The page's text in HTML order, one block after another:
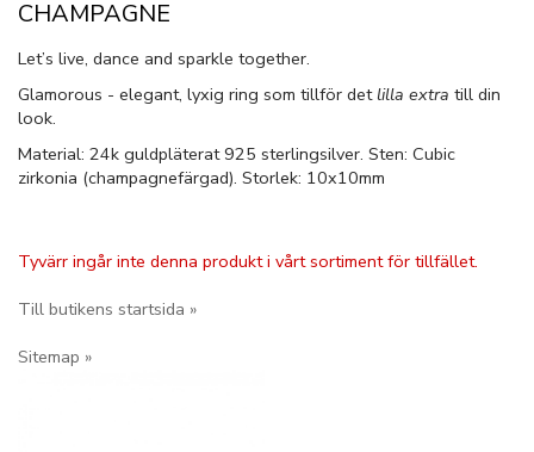
CHAMPAGNE
Let’s live, dance and sparkle together.
Glamorous - elegant, lyxig ring som tillför det lilla extra till din
look.
Material: 24k guldpläterat 925 sterlingsilver. Sten: Cubic
zirkonia (champagnefärgad). Storlek: 10x10mm
Tyvärr ingår inte denna produkt i vårt sortiment för tillfället.
Till butikens startsida »
Sitemap »